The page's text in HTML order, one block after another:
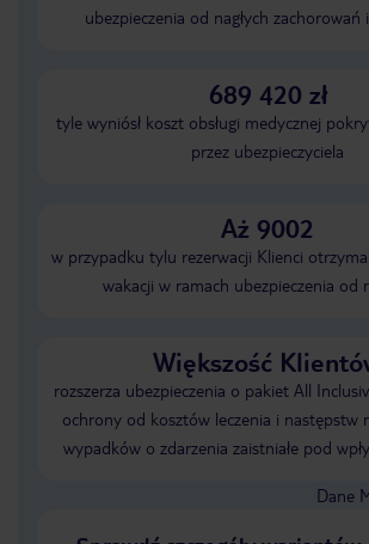
ubezpieczenia od nagłych
689 420 zł
tyle wyniósł koszt obsługi medycznej
przez ubezpieczyciela
Aż 9002
w przypadku tylu rezerwacji Klienci
wakacji w ramach ubezpieczenia od
Większość
rozszerza ubezpieczenia o pakiet All
ochrony od kosztów leczenia i następstw
wypadków o zdarzenia zaistniałe pod
Dane